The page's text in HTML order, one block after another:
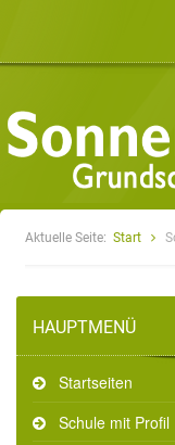
Aktuelle Seite: Start
HAUPTMENÜ
Startseiten
Schule mit Profil